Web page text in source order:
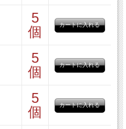
だいた場合は、
5
個
5
個
5
個